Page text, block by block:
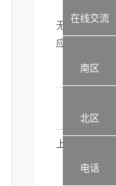
无机物
应用价值
上一篇
在线交流
南区
北区
电话